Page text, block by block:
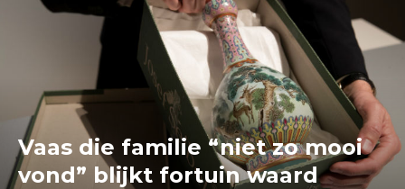
Vaas die familie “niet zo mooi
vond” blijkt fortuin waard